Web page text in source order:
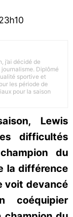
j’ai décidé de
Diplômé
sportive et
les période de
pour la saison
Lewis
difficultés
du
la différence
voit devancé
coéquipier